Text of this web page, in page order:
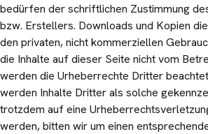
bedürfen der schriftlichen Zustimmung
bzw. Erstellers. Downloads und Kopien
den privaten, nicht kommerziellen
die Inhalte auf dieser Seite nicht vom
werden die Urheberrechte Dritter
werden Inhalte Dritter als solche
trotzdem auf eine
werden, bitten wir um einen